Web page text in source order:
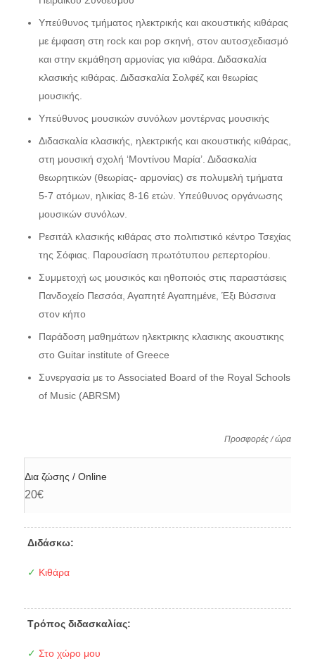
Υπεύθυνος τμήματος ηλεκτρικής και ακουστικής κιθάρας
με έμφαση στη rock και pop σκηνή, στον αυτοσχεδιασμό
και στην εκμάθηση αρμονίας για κιθάρα. Διδασκαλία
κλασικής κιθάρας. Διδασκαλία Σολφέζ και θεωρίας
μουσικής.
Υπεύθυνος μουσικών συνόλων μοντέρνας μουσικής
Διδασκαλία κλασικής, ηλεκτρικής και ακουστικής κιθάρας,
στη μουσική σχολή ‘Μοντίνου Μαρία’. Διδασκαλία
θεωρητικών (θεωρίας- αρμονίας) σε πολυμελή τμήματα
5-7 ατόμων, ηλικίας 8-16 ετών. Υπεύθυνος οργάνωσης
μουσικών συνόλων.
Ρεσιτάλ κλασικής κιθάρας στο πολιτιστικό κέντρο Τσεχίας
της Σόφιας. Παρουσίαση πρωτότυπου ρεπερτορίου.
Συμμετοχή ως μουσικός και ηθοποιός στις παραστάσεις
Πανδοχείο Πεσσόα, Αγαπητέ Αγαπημένε, Έξι Βύσσινα
στον κήπο
Παράδοση μαθημάτων ηλεκτρικης κλασικης ακουστικης
στο Guitar institute of Greece
Συνεργασία με το Associated Board of the Royal Schools
of Music (ABRSM)
Προσφορές / ώρα
Δια ζώσης / Online
20€
Διδάσκω:
✓ Κιθάρα
Τρόπος διδασκαλίας:
✓ Στο χώρο μου